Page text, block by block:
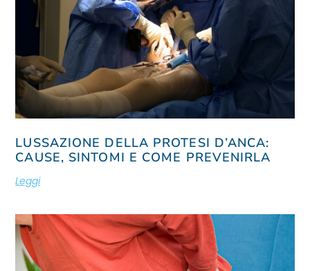
LUSSAZIONE DELLA PROTESI D’ANCA:
CAUSE, SINTOMI E COME PREVENIRLA
Leggi